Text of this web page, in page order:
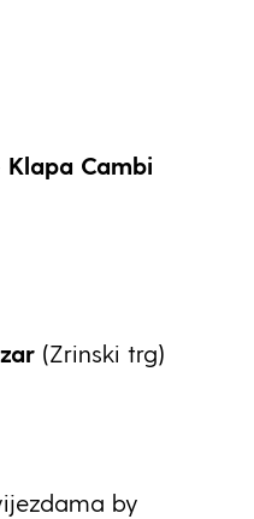
Klapa Cambi
(Zrinski trg)
by